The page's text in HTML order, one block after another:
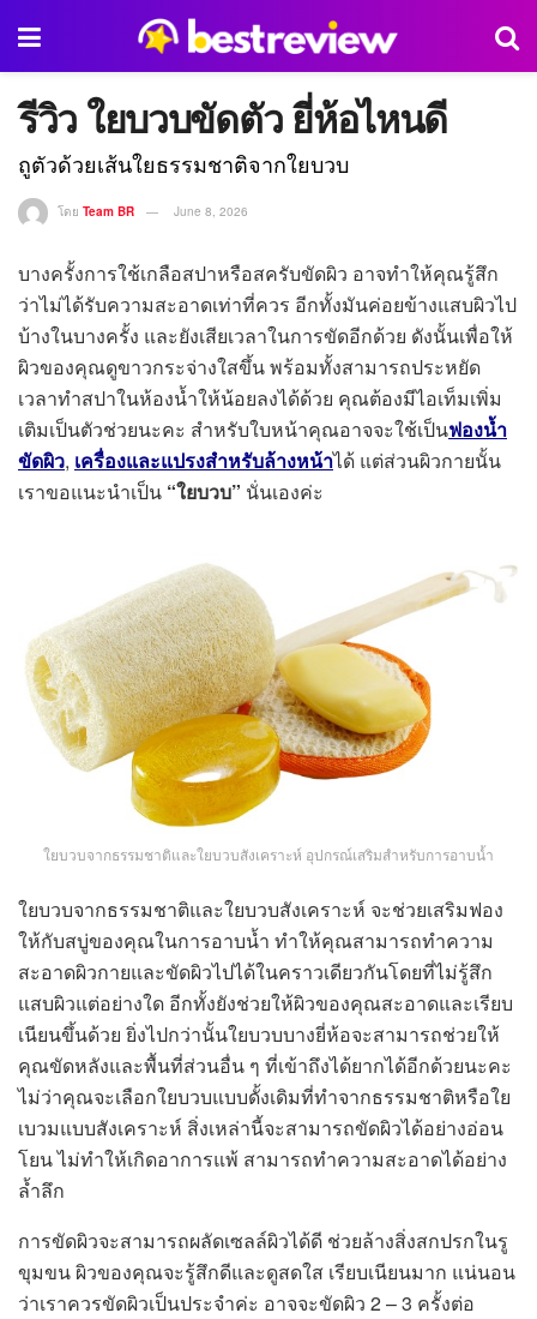
รีวิว ใยบวบขัดตัว ยี่ห้อไหนดี
ถูตัวด้วยเส้นใยธรรมชาติจากใยบวบ
โดย Team BR June 8, 2026
บางครั้งการใช้เกลือสปาหรือสครับขัดผิว อาจทำให้คุณรู้สึก
ว่าไม่ได้รับความสะอาดเท่าที่ควร อีกทั้งมันค่อยข้างแสบผิวไป
บ้างในบางครั้ง และยังเสียเวลาในการขัดอีกด้วย ดังนั้นเพื่อให้
ผิวของคุณดูขาวกระจ่างใสขึ้น พร้อมทั้งสามารถประหยัด
เวลาทำสปาในห้องน้ำให้น้อยลงได้ด้วย คุณต้องมีไอเท็มเพิ่ม
เติมเป็นตัวช่วยนะคะ สำหรับใบหน้าคุณอาจจะใช้เป็นฟองน้ำ
ขัดผิว, เครื่องและแปรงสำหรับล้างหน้าได้ แต่ส่วนผิวกายนั้น
เราขอแนะนำเป็น “ใยบวบ” นั่นเองค่ะ
ใยบวบจากธรรมชาติและใยบวบสังเคราะห์ อุปกรณ์เสริมสำหรับการอาบน้ำ
ใยบวบจากธรรมชาติและใยบวบสังเคราะห์ จะช่วยเสริมฟอง
ให้กับสบู่ของคุณในการอาบน้ำ ทำให้คุณสามารถทำความ
สะอาดผิวกายและขัดผิวไปได้ในคราวเดียวกันโดยที่ไม่รู้สึก
แสบผิวแต่อย่างใด อีกทั้งยังช่วยให้ผิวของคุณสะอาดและเรียบ
เนียนขึ้นด้วย ยิ่งไปกว่านั้นใยบวบบางยี่ห้อจะสามารถช่วยให้
คุณขัดหลังและพื้นที่ส่วนอื่น ๆ ที่เข้าถึงได้ยากได้อีกด้วยนะคะ
ไม่ว่าคุณจะเลือกใยบวบแบบดั้งเดิมที่ทำจากธรรมชาติหรือใย
เบวมแบบสังเคราะห์ สิ่งเหล่านี้จะสามารถขัดผิวได้อย่างอ่อน
โยน ไม่ทำให้เกิดอาการแพ้ สามารถทำความสะอาดได้อย่าง
ล้ำลึก
การขัดผิวจะสามารถผลัดเซลล์ผิวได้ดี ช่วยล้างสิ่งสกปรกในรู
ขุมขน ผิวของคุณจะรู้สึกดีและดูสดใส เรียบเนียนมาก แน่นอน
ว่าเราควรขัดผิวเป็นประจำค่ะ อาจจะขัดผิว 2 – 3 ครั้งต่อ